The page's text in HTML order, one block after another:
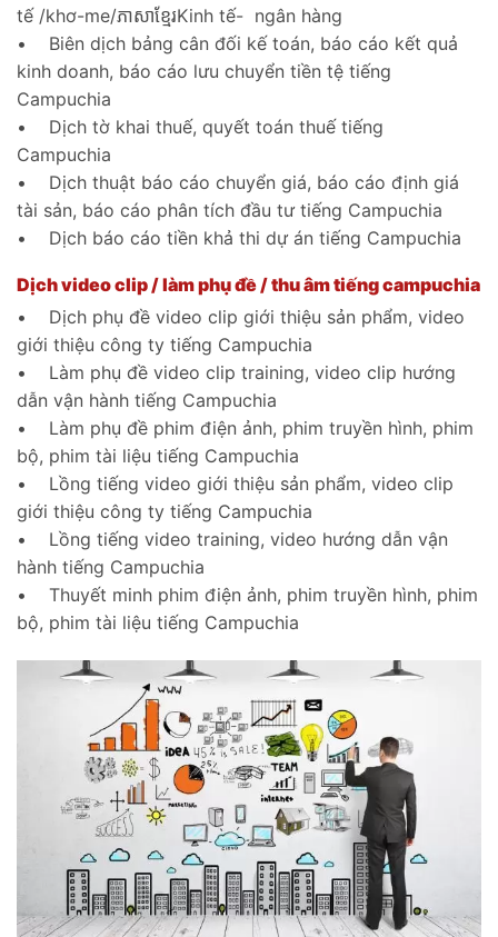
tế /khơ-me/ភាសាខ្មែរKinh tế- ngân hàng
• Biên dịch bảng cân đối kế toán, báo cáo kết quả
kinh doanh, báo cáo lưu chuyển tiền tệ tiếng
Campuchia
• Dịch tờ khai thuế, quyết toán thuế tiếng
Campuchia
• Dịch thuật báo cáo chuyển giá, báo cáo định giá
tài sản, báo cáo phân tích đầu tư tiếng Campuchia
• Dịch báo cáo tiền khả thi dự án tiếng Campuchia
Dịch video clip / làm phụ đề / thu âm tiếng campuchia
• Dịch phụ đề video clip giới thiệu sản phẩm, video
giới thiệu công ty tiếng Campuchia
• Làm phụ đề video clip training, video clip hướng
dẫn vận hành tiếng Campuchia
• Làm phụ đề phim điện ảnh, phim truyền hình, phim
bộ, phim tài liệu tiếng Campuchia
• Lồng tiếng video giới thiệu sản phẩm, video clip
giới thiệu công ty tiếng Campuchia
• Lồng tiếng video training, video hướng dẫn vận
hành tiếng Campuchia
• Thuyết minh phim điện ảnh, phim truyền hình, phim
bộ, phim tài liệu tiếng Campuchia